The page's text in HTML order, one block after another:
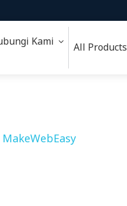
Kami All Products
MakeWebEasy